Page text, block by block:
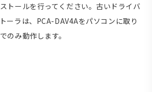
トールを行ってください。古いドライバ
ーラは、PCA-DAV4Aをパソコンに取り
のみ動作します。